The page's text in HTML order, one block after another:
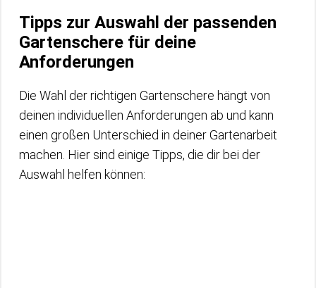
Tipps zur Auswahl der passenden
Gartenschere für deine
Anforderungen
Die Wahl der richtigen Gartenschere hängt von
deinen individuellen Anforderungen ab und kann
einen großen Unterschied in deiner Gartenarbeit
machen. Hier sind einige Tipps, die dir bei der
Auswahl helfen können: